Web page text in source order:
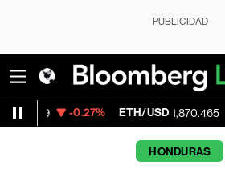
PUBLICIDAD
ETH/USD 1,870.465 -0.26%
HONDURAS